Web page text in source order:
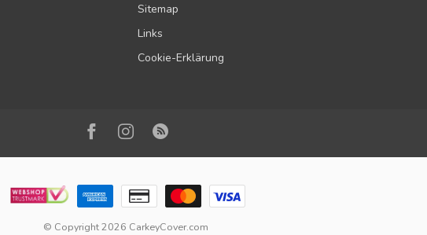
Sitemap
Links
Cookie-Erklärung
© Copyright 2026 CarkeyCover.com